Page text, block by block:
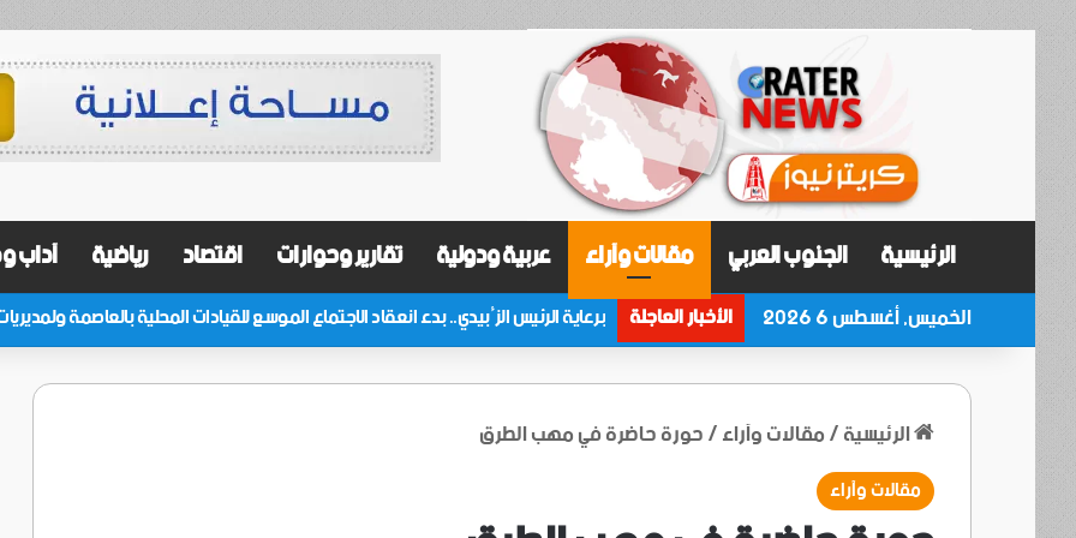
الرئيسية الجنوب العربي مقالات وآراء عربية ودولية تقارير وحوارات اقتصاد رياضية آداب
الخميس, أغسطس 6 2026 الأخبار العاجلة
الرئيسية/مقالات وآراء/حورة حاضرة في مهب الطرق
مقالات وآراء